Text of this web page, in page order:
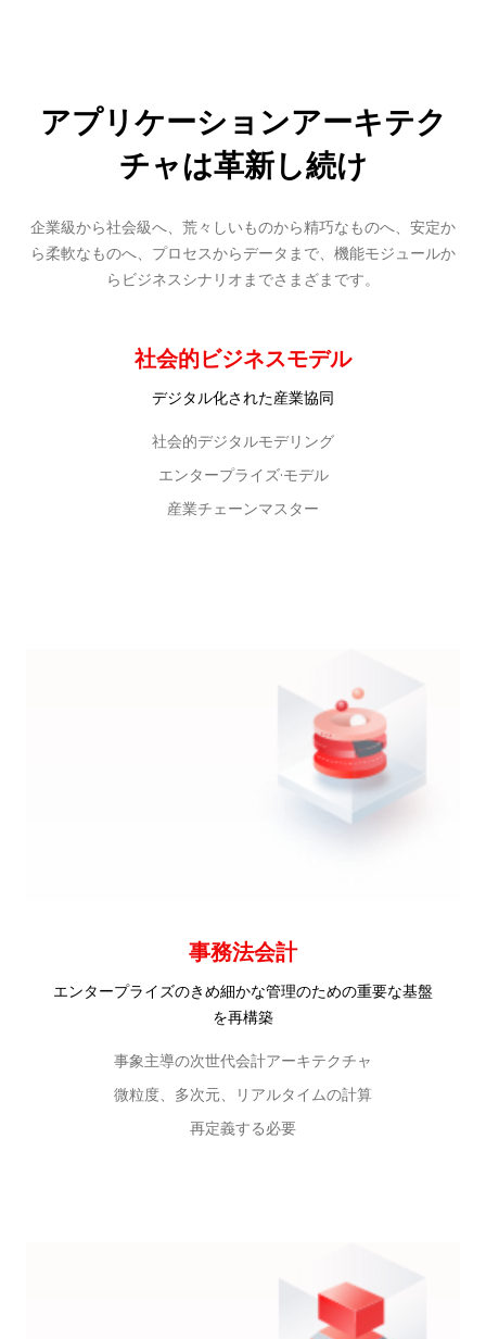
アプリケーションアーキテク
チャは革新し続け
企業級から社会級へ、荒々しいものから精巧なものへ、安定か
ら柔軟なものへ、プロセスからデータまで、機能モジュールか
らビジネスシナリオまでさまざまです。
社会的ビジネスモデル
デジタル化された産業協同
社会的デジタルモデリング
エンタープライズ·モデル
産業チェーンマスター
事務法会計
エンタープライズのきめ細かな管理のための重要な基盤
を再構築
事象主導の次世代会計アーキテクチャ
微粒度、多次元、リアルタイムの計算
再定義する必要